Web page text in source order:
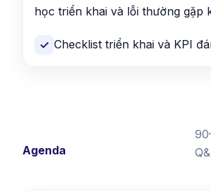
học triển khai và lỗi thường gặp
✓ Checklist triển khai và KPI
Agenda